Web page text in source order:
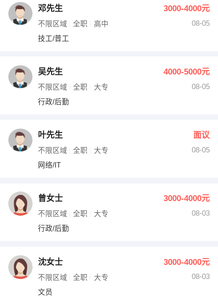
邓先生 3000-4000元
不限区域 全职 高中
08-05
技工/普工
吴先生 4000-5000元
不限区域 全职 大专
08-05
行政/后勤
叶先生 面议
不限区域 全职 大专
08-05
网络/IT
曾女士 3000-4000元
不限区域 全职 大专
08-03
行政/后勤
沈女士 3000-4000元
不限区域 全职 大专
08-03
文员